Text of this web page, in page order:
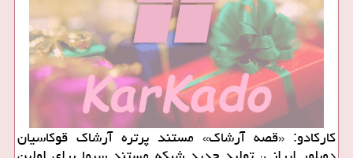
کارکادو: «قصه آرشاک» مستند پرتره آرشاک قوکاسیان